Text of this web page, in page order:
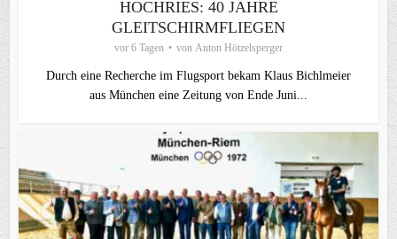
HOCHRIES: 40 JAHRE
GLEITSCHIRMFLIEGEN
vor 6 Tagen von Anton Hötzelsperger
Durch eine Recherche im Flugsport bekam Klaus Bichlmeier
aus München eine Zeitung von Ende Juni...